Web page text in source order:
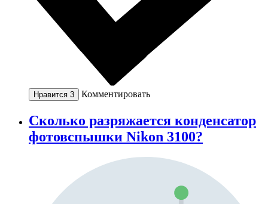
Нравится 3 Комментировать
Сколько разряжается конденсатор
фотовспышки Nikon 3100?